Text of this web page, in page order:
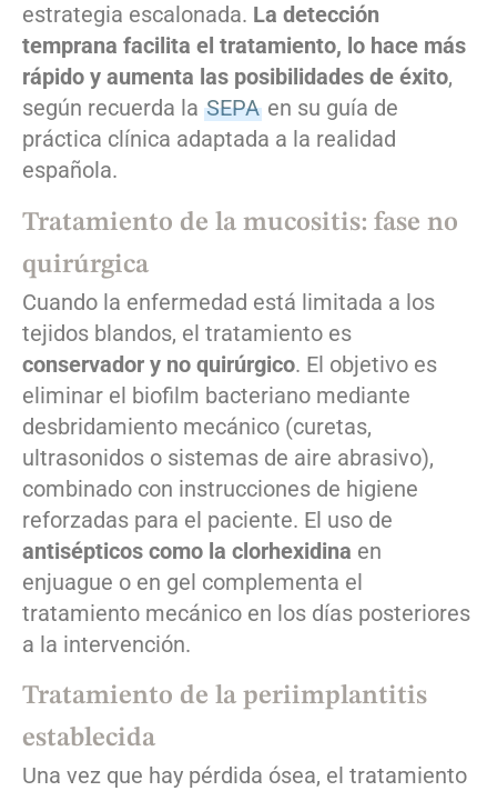
estrategia escalonada. La detección
temprana facilita el tratamiento, lo hace más
rápido y aumenta las posibilidades de éxito,
según recuerda la SEPA en su guía de
práctica clínica adaptada a la realidad
española.
Tratamiento de la mucositis: fase no
quirúrgica
Cuando la enfermedad está limitada a los
tejidos blandos, el tratamiento es
conservador y no quirúrgico. El objetivo es
eliminar el biofilm bacteriano mediante
desbridamiento mecánico (curetas,
ultrasonidos o sistemas de aire abrasivo),
combinado con instrucciones de higiene
reforzadas para el paciente. El uso de
antisépticos como la clorhexidina en
enjuague o en gel complementa el
tratamiento mecánico en los días posteriores
a la intervención.
Tratamiento de la periimplantitis
establecida
Una vez que hay pérdida ósea, el tratamiento